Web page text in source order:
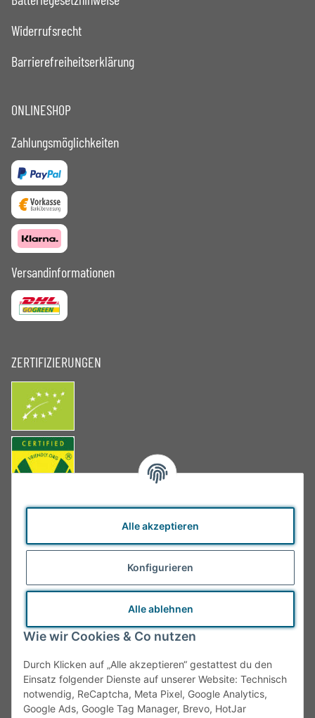
Alle akzeptieren
Konfigurieren
Alle ablehnen
Wie wir Cookies & Co nutzen
Durch Klicken auf „Alle akzeptieren“ gestattest du den
Einsatz folgender Dienste auf unserer Website: Technisch
notwendig, ReCaptcha, Meta Pixel, Google Analytics,
Google Ads, Google Tag Manager, Brevo, HotJar
Widerrufsrecht
Barrierefreiheitserklärung
ONLINESHOP
Zahlungsmöglichkeiten
Versandinformationen
ZERTIFIZIERUNGEN